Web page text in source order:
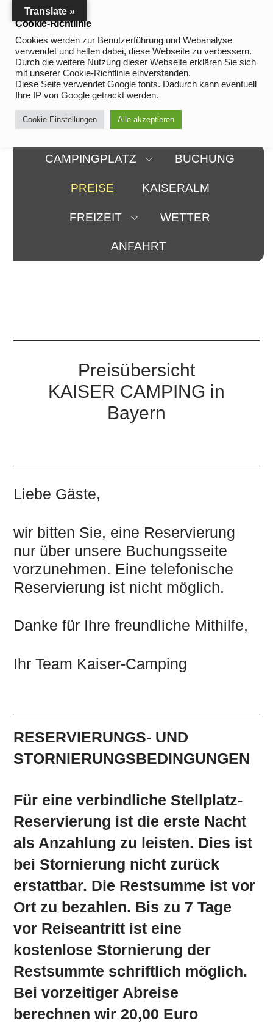
content
CAMPINGPLATZ BUCHUNG
PREISE KAISERALM
FREIZEIT WETTER
ANFAHRT
Preisübersicht
KAISER CAMPING in
Bayern
Liebe Gäste,
wir bitten Sie, eine Reservierung
nur über unsere Buchungsseite
vorzunehmen. Eine telefonische
Reservierung ist nicht möglich.
Danke für Ihre freundliche Mithilfe,
Ihr Team Kaiser-Camping
RESERVIERUNGS- UND
STORNIERUNGSBEDINGUNGEN
Für eine verbindliche Stellplatz-
Reservierung ist die erste Nacht
als Anzahlung zu leisten. Dies ist
bei Stornierung nicht zurück
erstattbar. Die Restsumme ist vor
Ort zu bezahlen. Bis zu 7 Tage
vor Reiseantritt ist eine
kostenlose Stornierung der
Restsummte schriftlich möglich.
Bei vorzeitiger Abreise
berechnen wir 20,00 Euro
Cookie-Richtlinie
Cookies werden zur Benutzerführung und Webanalyse
verwendet und helfen dabei, diese Webseite zu verbessern.
Durch die weitere Nutzung dieser Webseite erklären Sie sich
mit unserer Cookie-Richtlinie einverstanden.
Diese Seite verwendet Google fonts. Dadurch kann eventuell
Ihre IP von Google getrackt werden.
Cookie Einstellungen Alle akzeptieren
Translate »